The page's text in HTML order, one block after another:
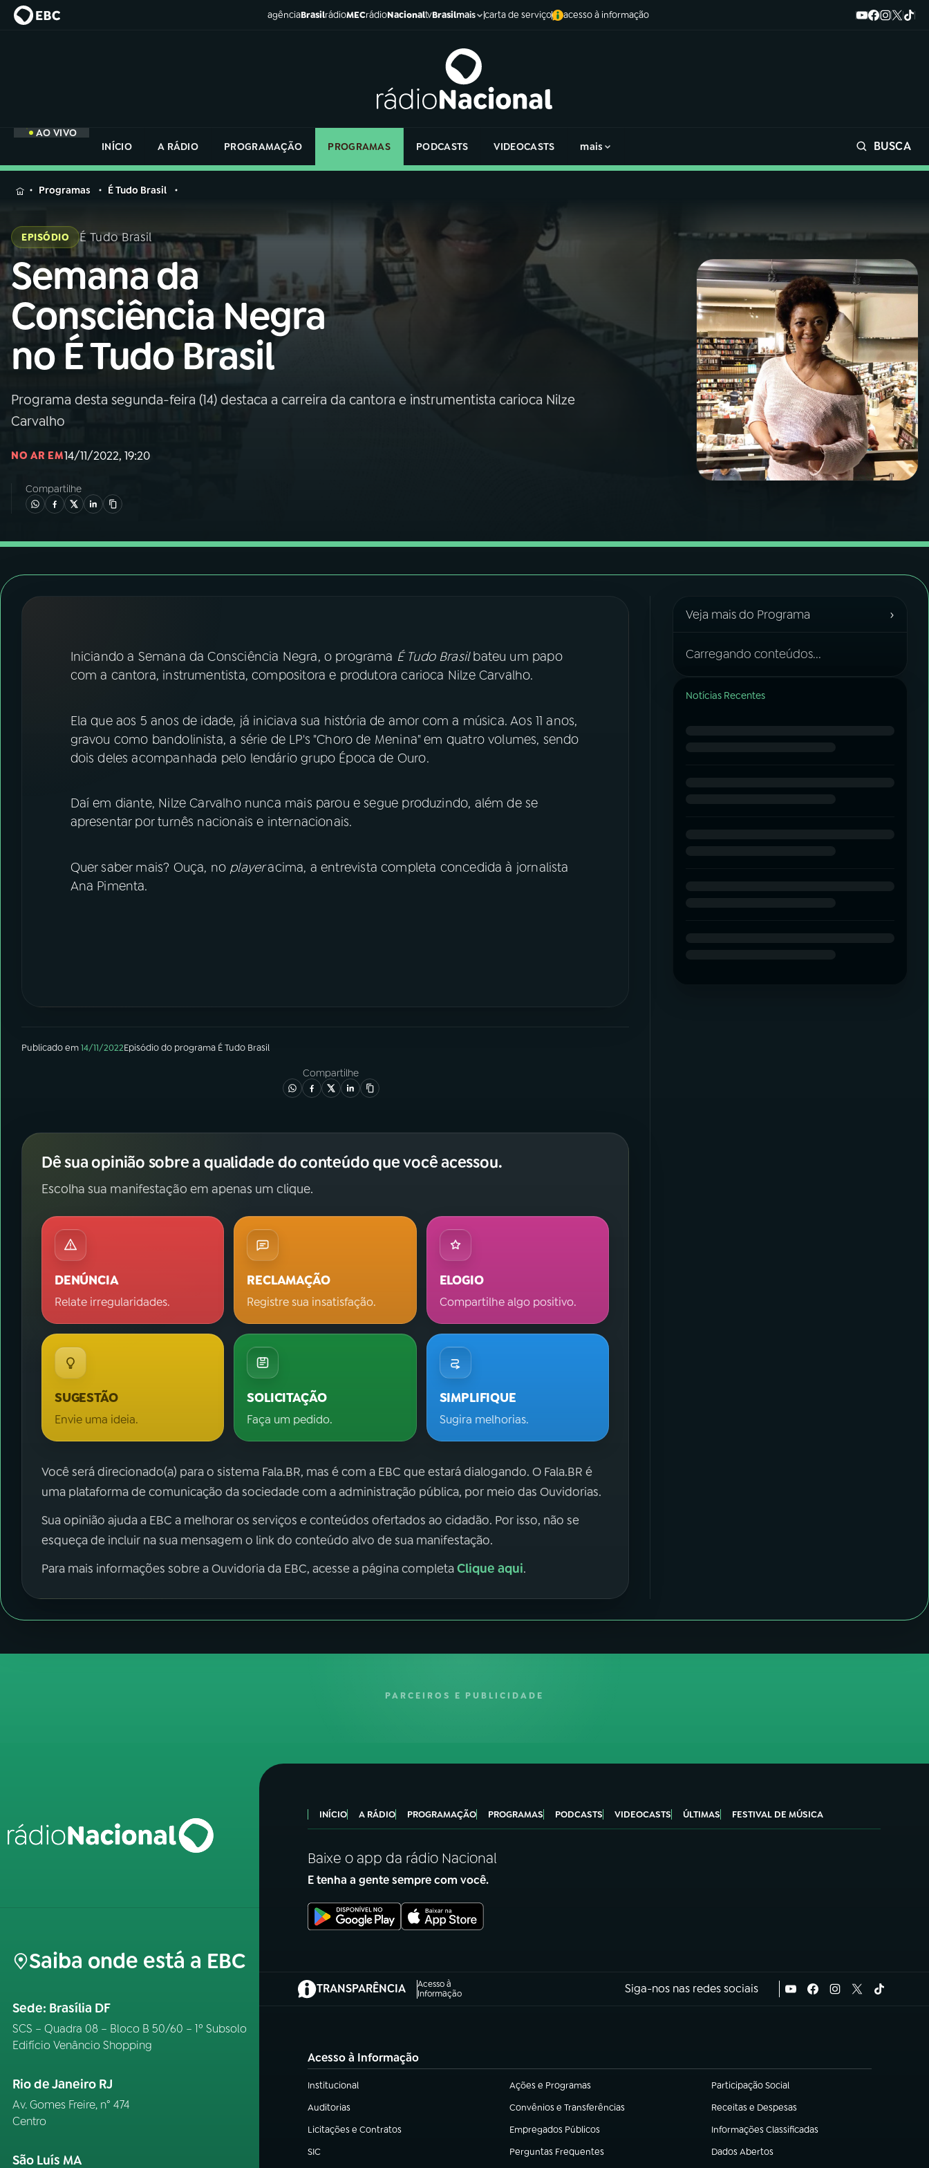
agênciaBrasilrádioMECrádioNacionaltvBrasilmais carta de serviço acesso à informação
AO VIVO
INÍCIO
A RÁDIO PROGRAMAÇÃO PROGRAMAS PODCASTS VIDEOCASTS mais BUSCA
MENU
Buscar
na
Rádio
Nacional
Buscar
AO VIVO
01 INÍCIO
A RÁDIO
04 PROGRAMAS
06VIDEOCASTS
FESTIVAL DE MÚSICA
YouTube Facebook
na
Rádio
Nacional
Programas É Tudo Brasil
EPISÓDIO É Tudo Brasil
Semana da
Consciência Negra
no É Tudo Brasil
Programa desta segunda-feira (14) destaca a carreira da cantora e instrumentista carioca Nilze
Carvalho
NO AR EM14/11/2022, 19:20
Compartilhe
Iniciando a Semana da Consciência Negra, o programa É Tudo Brasilbateu um papo
com a cantora, instrumentista, compositora e produtora carioca Nilze Carvalho.
Ela que aos 5 anos de idade, já iniciava sua história de amor com a música. Aos 11 anos,
gravou como bandolinista, a série de LP's "Choro de Menina" em quatro volumes, sendo
dois deles acompanhada pelo lendário grupo Época de Ouro.
Daí em diante, Nilze Carvalho nunca mais parou e segue produzindo, além de se
apresentar por turnês nacionais e internacionais.
Quer saber mais? Ouça, no playeracima, a entrevista completa concedida à jornalista
Ana Pimenta.
Publicado em14/11/2022Episódiodo programa É Tudo Brasil
Compartilhe
Dê sua opinião sobre a qualidade do conteúdo que você acessou.
Escolha sua manifestação em apenas um clique.
DENÚNCIA
Relate irregularidades.
RECLAMAÇÃO
Registre sua insatisfação.
ELOGIO
Compartilhe algo positivo.
SUGESTÃO
Envie uma ideia.
SOLICITAÇÃO
Faça um pedido.
SIMPLIFIQUE
Sugira melhorias.
Você será direcionado(a) para o sistema Fala.BR, mas é com a EBC que estará dialogando. O Fala.BR é
uma plataforma de comunicação da sociedade com a administração pública, por meio das Ouvidorias.
Sua opinião ajuda a EBC a melhorar os serviços e conteúdos ofertados ao cidadão. Por isso, não se
esqueça de incluir na sua mensagem o link do conteúdo alvo de sua manifestação.
Para mais informações sobre a Ouvidoria da EBC, acesse a página completaClique aqui.
Veja mais do Programa ›
Carregando conteúdos...
Notícias Recentes
PARCEIROS E PUBLICIDADE
Saiba onde está a EBC
Sede: Brasília DF
SCS – Quadra 08 – Bloco B 50/60 – 1º Subsolo
Edifício Venâncio Shopping
Rio de Janeiro RJ
Av. Gomes Freire, n° 474
Centro
São Luís MA
INÍCIO A RÁDIO PROGRAMAÇÃO PROGRAMAS PODCASTS VIDEOCASTS ÚLTIMAS FESTIVAL DE MÚSICA
Baixe o app da rádio Nacional
E tenha a gente sempre com você.
TRANSPARÊNCIA
Acesso à
Informação
(abre em nova aba) Siga-nos nas redes sociais
Acesso à Informação
Institucional
(abre em nova aba) Ações e Programas
(abre em nova aba) Participação Social
(abre em nova aba)
Auditorias
(abre em nova aba) Convênios e Transferências
(abre em nova aba) Receitas e Despesas
(abre em nova aba)
Licitações e Contratos
(abre em nova aba) Empregados Públicos
(abre em nova aba) Informações Classificadas
(abre em nova aba)
SIC
(abre em nova aba) Perguntas Frequentes
(abre em nova aba) Dados Abertos
(abre em nova aba)